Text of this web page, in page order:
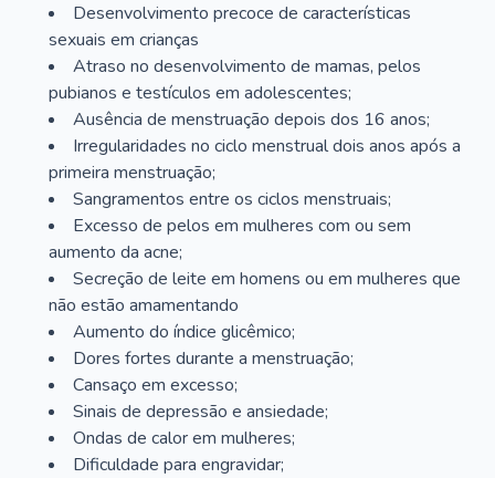
Desenvolvimento precoce de características
sexuais em crianças
Atraso no desenvolvimento de mamas, pelos
pubianos e testículos em adolescentes;
Ausência de menstruação depois dos 16 anos;
Irregularidades no ciclo menstrual dois anos após a
primeira menstruação;
Sangramentos entre os ciclos menstruais;
Excesso de pelos em mulheres com ou sem
aumento da acne;
Secreção de leite em homens ou em mulheres que
não estão amamentando
Aumento do índice glicêmico;
Dores fortes durante a menstruação;
Cansaço em excesso;
Sinais de depressão e ansiedade;
Ondas de calor em mulheres;
Dificuldade para engravidar;